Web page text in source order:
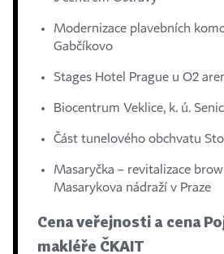
Modernizace plavebních
Gabčíkovo
Stages Hotel Prague u O2
Biocentrum Veklice, k. ú.
Část tunelového obchvatu
Masaryčka – revitalizace
Masarykova nádraží v Praze
Cena veřejnosti a cena
makléře ČKAIT